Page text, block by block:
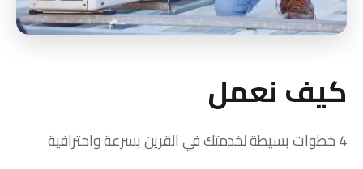
كيف نعمل
4 خطوات بسيطة لخدمتك في القرين بسرعة واحترافية